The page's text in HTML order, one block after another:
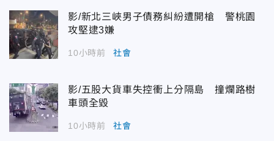
影/新北三峽男子債務糾紛遭開槍 警桃園
攻堅逮3嫌
10小時前 社會
影/五股大貨車失控衝上分隔島 撞爛路樹
車頭全毀
10小時前 社會